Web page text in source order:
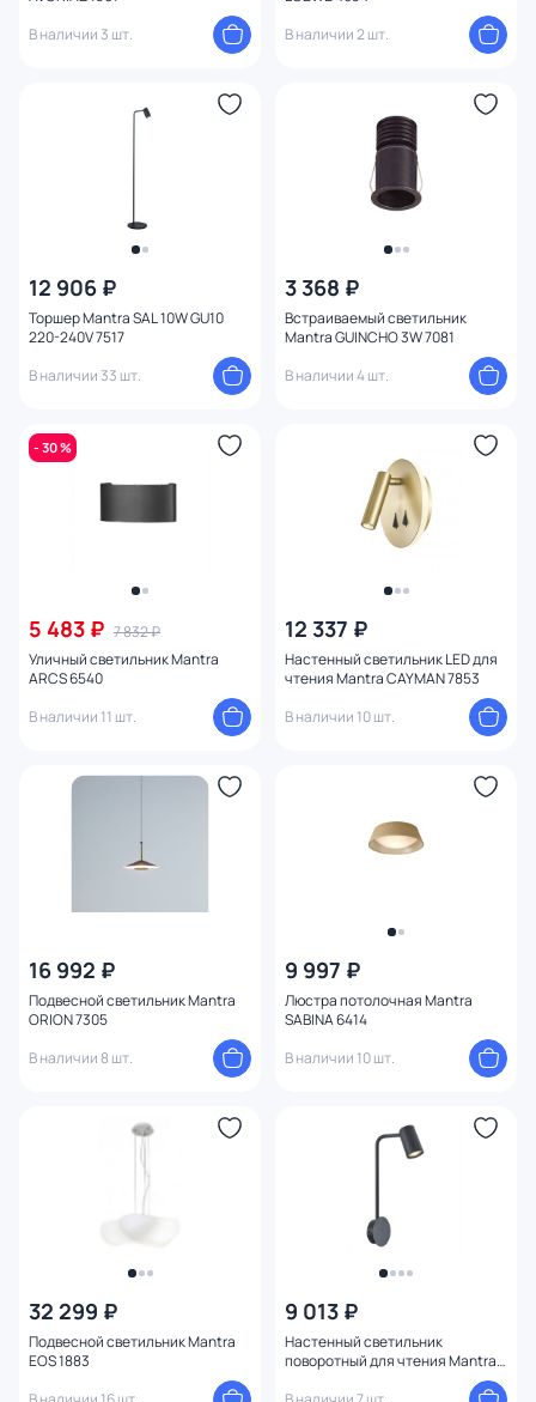
В наличии 3 шт.
В наличии 2 шт.
12 906 ₽
Торшер Mantra SAL 10W GU10
220-240V 7517
В наличии 33 шт.
3 368 ₽
Встраиваемый светильник
Mantra GUINCHO 3W 7081
В наличии 4 шт.
- 30 %
5 483 ₽ 7 832 ₽
Уличный светильник Mantra
ARCS 6540
В наличии 11 шт.
12 337 ₽
Настенный светильник LED для
чтения Mantra CAYMAN 7853
В наличии 10 шт.
16 992 ₽
Подвесной светильник Mantra
ORION 7305
В наличии 8 шт.
9 997 ₽
Люстра потолочная Mantra
SABINA 6414
В наличии 10 шт.
32 299 ₽
Подвесной светильник Mantra
EOS 1883
9 013 ₽
Настенный светильник
поворотный для чтения Mantra